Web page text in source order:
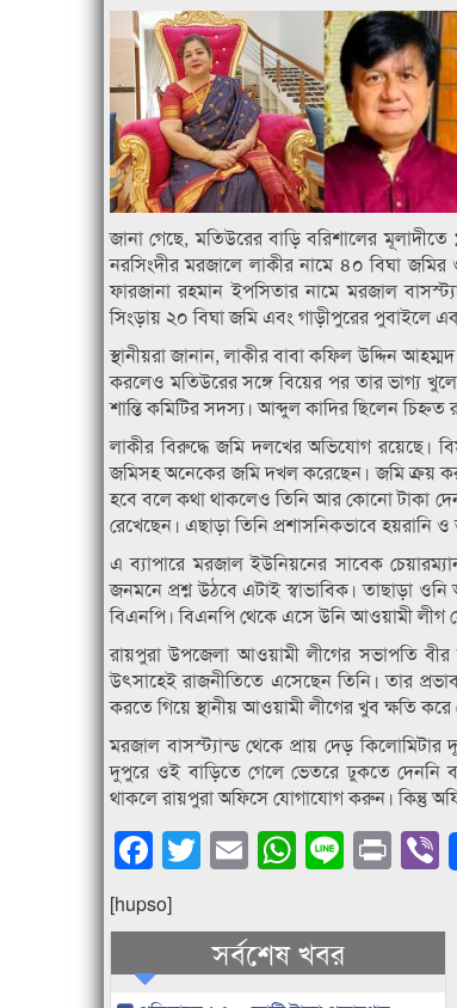
জানা গেছে, মতিউরের বাড়ি বরিশালের
নরসিংদীর মরজালে লাকীর নামে ৪০ বিঘা
ফারজানা রহমান ইপসিতার নামে মরজাল
সিংড়ায় ২০ বিঘা জমি এবং গাড়ীপুরের পুবাইলে
স্থানীয়রা জানান, লাকীর বাবা কফিল উদ্দিন
করলেও মতিউরের সঙ্গে বিয়ের পর তার ভাগ্য
শান্তি কমিটির সদস্য। আব্দুল কাদির ছিলেন
লাকীর বিরুদ্ধে জমি দলখের অভিযোগ রয়েছে।
জমিসহ অনেকের জমি দখল করেছেন। জমি ক্রয়
হবে বলে কথা থাকলেও তিনি আর কোনো টাকা
রেখেছেন। এছাড়া তিনি প্রশাসনিকভাবে হয়রানি ও
এ ব্যাপারে মরজাল ইউনিয়নের সাবেক
জনমনে প্রশ্ন উঠবে এটাই স্বাভাবিক। তাছাড়া
বিএনপি। বিএনপি থেকে এসে উনি আওয়ামী লীগ
রায়পুরা উপজেলা আওয়ামী লীগের সভাপতি বীর
উৎসাহেই রাজনীতিতে এসেছেন তিনি। তার প্রভাব
করতে গিয়ে স্থানীয় আওয়ামী লীগের খুব ক্ষতি
মরজাল বাসস্ট্যান্ড থেকে প্রায় দেড়
দুপুরে ওই বাড়িতে গেলে ভেতরে ঢুকতে দেননি
থাকলে রায়পুরা অফিসে যোগাযোগ করুন। কিন্তু
Facebook
Twitter
EmailLine
[hupso]
সর্বশেষ খবর